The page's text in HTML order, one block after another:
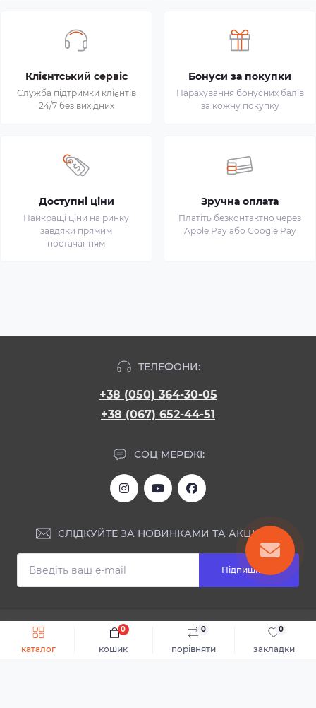
каталог порівняти
0
закладки
0
кошик
0
Швидке замовлення До кошика
Клієнтський сервіс
Служба підтримки клієнтів
24/7 без вихідних
Бонуси за покупки
Нарахування бонусних балів
за кожну покупку
Доступні ціни
Найкращі ціни на ринку
завдяки прямим
постачанням
Зручна оплата
Платіть безконтактно через
Apple Pay або Google Pay
ТЕЛЕФОНИ:
+38 (050) 364-30-05
+38 (067) 652-44-51
СОЦ МЕРЕЖІ:
СЛІДКУЙТЕ ЗА НОВИНКАМИ ТА АКЦІЯМИ:
Підпишіться
ІНФОРМАЦІЯ